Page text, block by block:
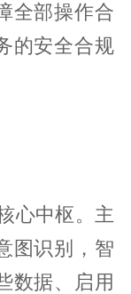
全部操作合
的安全合规
心中枢。主
图识别，智
数据、启用